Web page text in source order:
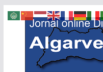
Skip
content